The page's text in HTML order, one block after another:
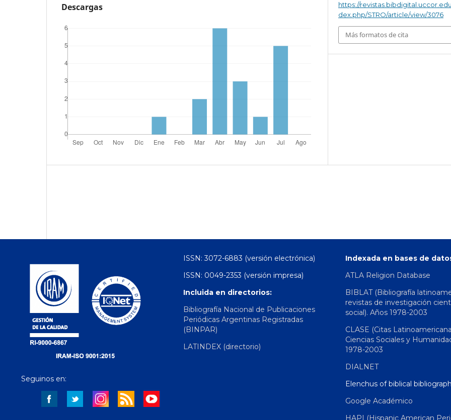
Descargas
https://
dex.php/STRO/article/view/3076
Más formatos de cita
Seguinos en:
ISSN: 3072-6883 (versión electrónica)
ISSN: 0049-2353 (versión impresa)
Incluida en directorios:
Bibliografía Nacional de Publicaciones
Periódicas Argentinas Registradas
(BINPAR)
LATINDEX (directorio)
Indexada en bases de
ATLA Religion Database
BIBLAT (Bibliografía
revistas de investigación
social). Años 1978-2003
CLASE (Citas
Ciencias Sociales y
1978-2003
DIALNET
Elenchus of biblical
Google Académico
HAPI (Hispanic American